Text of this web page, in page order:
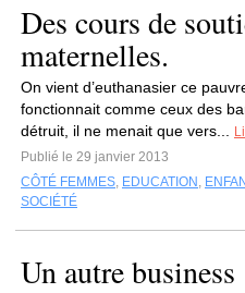
Des cours de
maternelles.
On vient d’euthanasier ce
fonctionnait comme ceux des
détruit, il ne menait que vers...
Publié le 29 janvier 2013
CÔTÉ FEMMES, EDUCATION ,
SOCIÉTÉ
Un autre business